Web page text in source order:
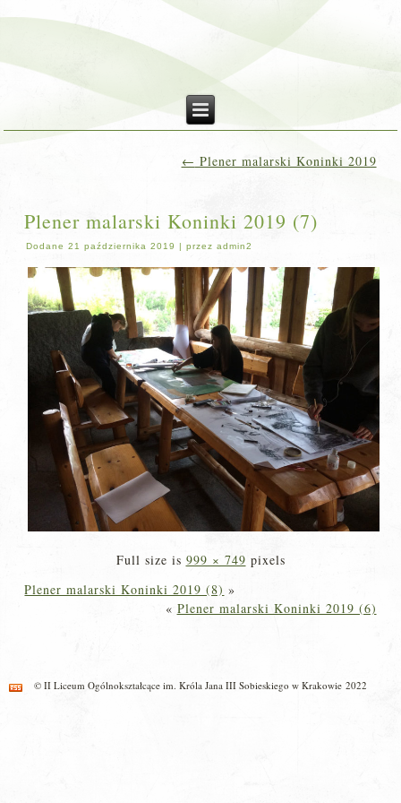
← Plener malarski Koninki 2019
Plener malarski Koninki 2019 (7)
Dodane 21 października 2019 |przez admin2
Full size is 999 × 749 pixels
Plener malarski Koninki 2019 (8) »
« Plener malarski Koninki 2019 (6)
© II Liceum Ogólnokształcące im. Króla Jana III Sobieskiego w Krakowie 2022